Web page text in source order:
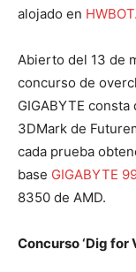
alojado en
Abierto del 13 de
concurso de
GIGABYTE
3DMark de
cada prueba
base GIGABYTE
8350 de AMD.
Concurso ‘Dig for